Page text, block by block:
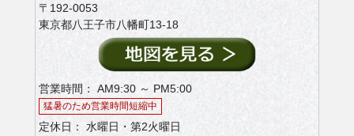
〒192-0053
東京都八王子市八幡町13-18
営業時間： AM9:30 ～ PM5:00
猛暑のため営業時間短縮中
定休日： 水曜日・第2火曜日